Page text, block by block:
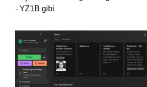
- YZ1B gibi